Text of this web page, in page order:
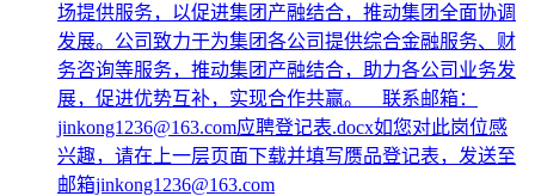
场提供服务，以促进集团产融结合，推动集团全面协调
发展。公司致力于为集团各公司提供综合金融服务、财
务咨询等服务，推动集团产融结合，助力各公司业务发
展，促进优势互补，实现合作共赢。 联系邮箱：
jinkong1236@163.com应聘登记表.docx如您对此岗位感
兴趣，请在上一层页面下载并填写赝品登记表，发送至
邮箱jinkong1236@163.com